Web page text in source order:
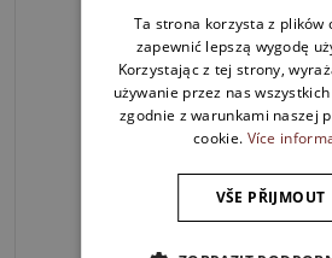
Ta strona korzysta z plików
zapewnić lepszą wygodę
Korzystając z tej strony,
używanie przez nas
zgodnie z warunkami naszej
cookie. Více
VŠE PŘIJMOUT